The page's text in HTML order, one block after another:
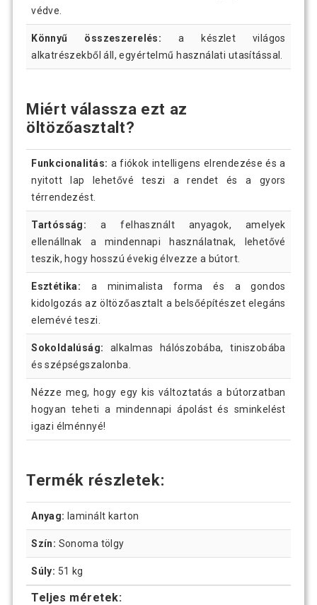
védve.
Könnyű összeszerelés: a készlet világos
alkatrészekből áll, egyértelmű használati utasítással.
Miért válassza ezt az
öltözőasztalt?
Funkcionalitás: a fiókok intelligens elrendezése és a
nyitott lap lehetővé teszi a rendet és a gyors
térrendezést.
Tartósság: a felhasznált anyagok, amelyek
ellenállnak a mindennapi használatnak, lehetővé
teszik, hogy hosszú évekig élvezze a bútort.
Esztétika: a minimalista forma és a gondos
kidolgozás az öltözőasztalt a belsőépítészet elegáns
elemévé teszi.
Sokoldalúság: alkalmas hálószobába, tiniszobába
és szépségszalonba.
Nézze meg, hogy egy kis változtatás a bútorzatban
hogyan teheti a mindennapi ápolást és sminkelést
igazi élménnyé!
Termék részletek:
Anyag: laminált karton
Szín: Sonoma tölgy
Súly: 51 kg
Teljes méretek: